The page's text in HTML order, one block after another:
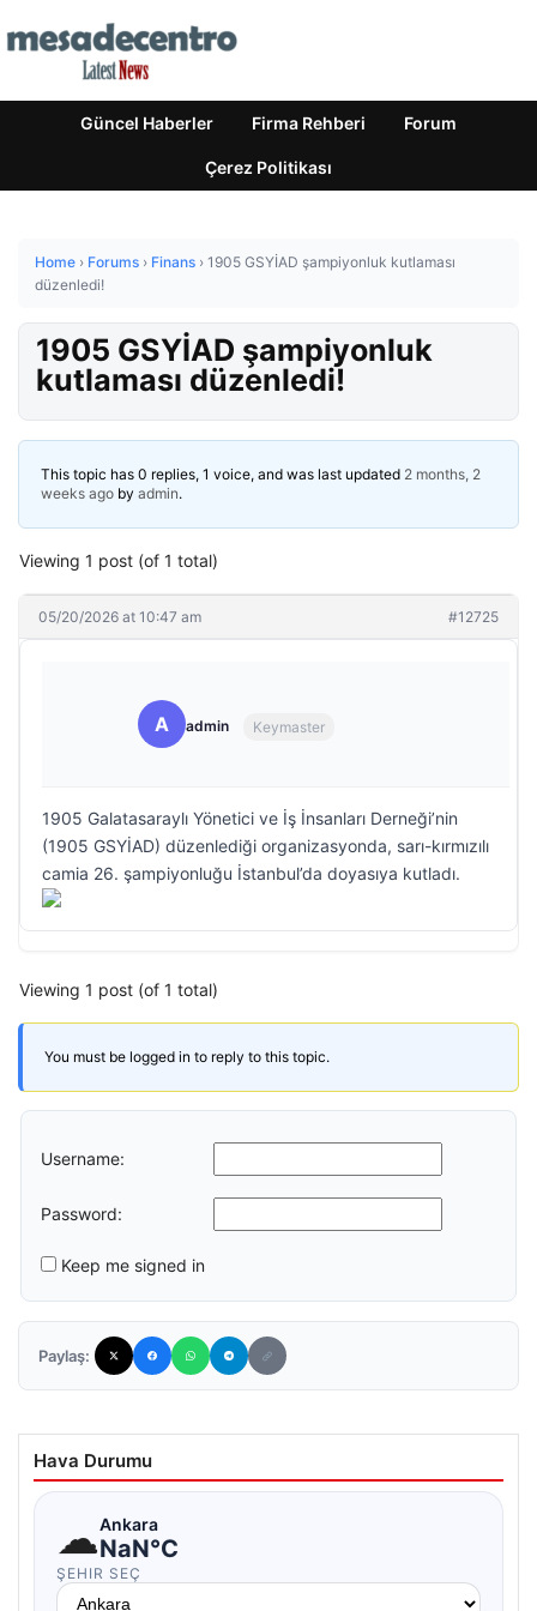
Güncel Haberler Firma Rehberi Forum
Çerez Politikası
Home › Forums › Finans › 1905 GSYİAD şampiyonluk kutlaması
düzenledi!
1905 GSYİAD şampiyonluk
kutlaması düzenledi!
This topic has 0 replies, 1 voice, and was last updated 2 months, 2
weeks ago by admin.
Viewing 1 post (of 1 total)
05/20/2026 at 10:47 am #12725
A admin Keymaster
1905 Galatasaraylı Yönetici ve İş İnsanları Derneği’nin
(1905 GSYİAD) düzenlediği organizasyonda, sarı-kırmızılı
camia 26. şampiyonluğu İstanbul’da doyasıya kutladı.
Viewing 1 post (of 1 total)
You must be logged in to reply to this topic.
Username:
Password:
Keep me signed in
Paylaş:
Hava Durumu
☁Ankara
NaN°C
ŞEHIR SEÇ